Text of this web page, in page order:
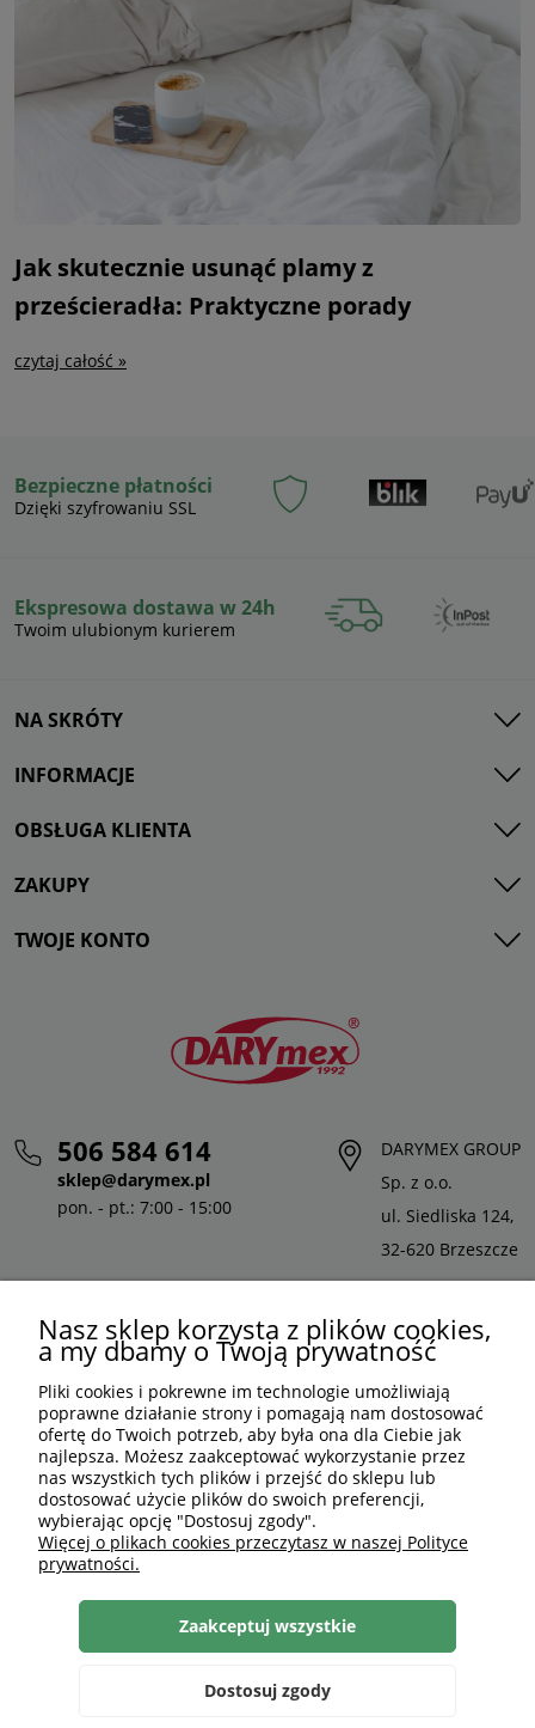
Jak skutecznie usunąć plamy z
prześcieradła: Praktyczne porady
czytaj całość »
Bezpieczne płatności
Dzięki szyfrowaniu SSL
Ekspresowa dostawa w 24h
Twoim ulubionym kurierem
NA SKRÓTY
INFORMACJE
OBSŁUGA KLIENTA
ZAKUPY
TWOJE KONTO
506 584 614
sklep@darymex.pl
pon. - pt.: 7:00 - 15:00
DARYMEX GROUP
Sp. z o.o.
ul. Siedliska 124,
32-620 Brzeszcze
PLN PL
Nasz sklep korzysta z plików cookies,
a my dbamy o Twoją prywatność
Pliki cookies i pokrewne im technologie umożliwiają
poprawne działanie strony i pomagają nam dostosować
ofertę do Twoich potrzeb, aby była ona dla Ciebie jak
najlepsza. Możesz zaakceptować wykorzystanie przez
nas wszystkich tych plików i przejść do sklepu lub
dostosować użycie plików do swoich preferencji,
wybierając opcję "Dostosuj zgody".
Więcej o plikach cookies przeczytasz w naszej Polityce
prywatności.
Dostosuj zgody
Zaakceptuj wszystkie